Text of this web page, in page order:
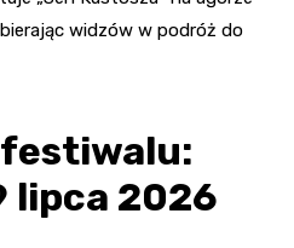
widzów w podróż do
lipca 2026